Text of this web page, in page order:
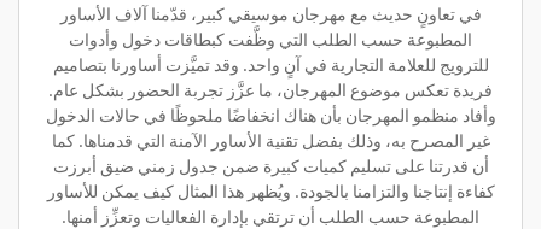
في تعاونٍ حديث مع مهرجان موسيقي كبير، قدّمنا آلاف الأساور
المطبوعة حسب الطلب التي وظَّفت كبطاقات دخول وأدوات
للترويج للعلامة التجارية في آنٍ واحد. وقد تميَّزت أساورنا بتصاميم
فريدة تعكس موضوع المهرجان، ما عزَّز تجربة الحضور بشكل عام.
وأفاد منظمو المهرجان بأن هناك انخفاضًا ملحوظًا في حالات الدخول
غير المصرح به، وذلك بفضل تقنية الأساور الآمنة التي قدمناها. كما
أن قدرتنا على تسليم كميات كبيرة ضمن جدول زمني ضيق أبرزت
كفاءة إنتاجنا والتزامنا بالجودة. ويُظهر هذا المثال كيف يمكن للأساور
المطبوعة حسب الطلب أن ترتقي بإدارة الفعاليات وتعزِّز أمنها.